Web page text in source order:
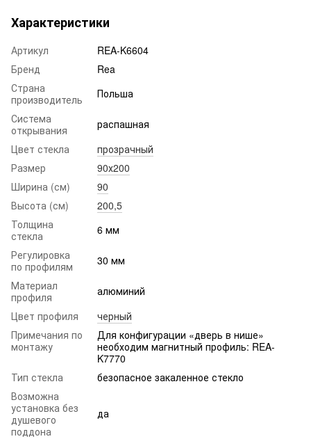
Характеристики
Артикул
REA-K6604
Бренд
Rea
Страна
производитель
Польша
Система
открывания
распашная
Цвет стекла
прозрачный
Размер
90х200
Ширина (см)
90
Высота (см)
200,5
Толщина
стекла
6 мм
Регулировка
по профилям
30 мм
Материал
профиля
алюминий
Цвет профиля
черный
Примечания по
монтажу
Для конфигурации «дверь в нише»
необходим магнитный профиль: REA-
K7770
Тип стекла
безопасное закаленное стекло
Возможна
установка без
душевого
поддона
да